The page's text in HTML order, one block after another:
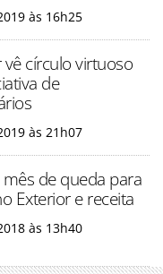
às 16h25
círculo virtuoso
de
às 21h07
mês de queda para
Exterior e receita
às 13h40